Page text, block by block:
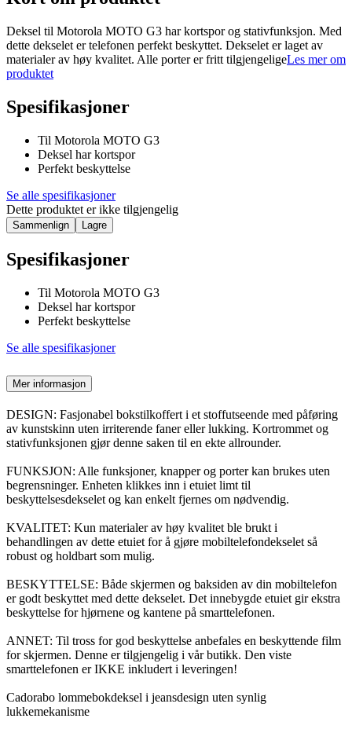
Deksel til Motorola MOTO G3 har kortspor og stativfunksjon. Med
dette dekselet er telefonen perfekt beskyttet. Dekselet er laget av
materialer av høy kvalitet. Alle porter er fritt tilgjengeligeLes mer om
produktet
Spesifikasjoner
Til Motorola MOTO G3
Deksel har kortspor
Perfekt beskyttelse
Se alle spesifikasjoner
Dette produktet er ikke tilgjengelig
Sammenlign Lagre
Spesifikasjoner
Til Motorola MOTO G3
Deksel har kortspor
Perfekt beskyttelse
Se alle spesifikasjoner
Mer informasjon
DESIGN: Fasjonabel bokstilkoffert i et stoffutseende med påføring
av kunstskinn uten irriterende faner eller lukking. Kortrommet og
stativfunksjonen gjør denne saken til en ekte allrounder.
FUNKSJON: Alle funksjoner, knapper og porter kan brukes uten
begrensninger. Enheten klikkes inn i etuiet limt til
beskyttelsesdekselet og kan enkelt fjernes om nødvendig.
KVALITET: Kun materialer av høy kvalitet ble brukt i
behandlingen av dette etuiet for å gjøre mobiltelefondekselet så
robust og holdbart som mulig.
BESKYTTELSE: Både skjermen og baksiden av din mobiltelefon
er godt beskyttet med dette dekselet. Det innebygde etuiet gir ekstra
beskyttelse for hjørnene og kantene på smarttelefonen.
ANNET: Til tross for god beskyttelse anbefales en beskyttende film
for skjermen. Denne er tilgjengelig i vår butikk. Den viste
smarttelefonen er IKKE inkludert i leveringen!
Cadorabo lommebokdeksel i jeansdesign uten synlig
lukkemekanisme